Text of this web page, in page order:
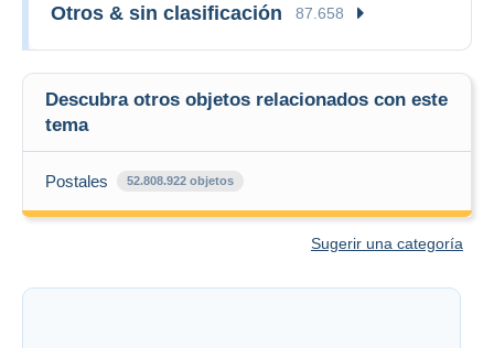
Otros & sin clasificación 87.658
Descubra otros objetos relacionados con este
tema
Postales 52.808.922 objetos
Sugerir una categoría